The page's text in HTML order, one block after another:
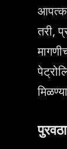
तरी,